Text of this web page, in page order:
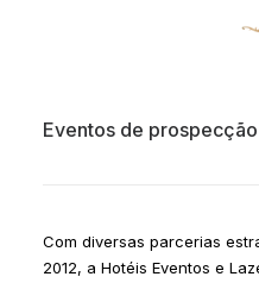
Eventos de
Com diversas parcerias
2012, a Hotéis Eventos e